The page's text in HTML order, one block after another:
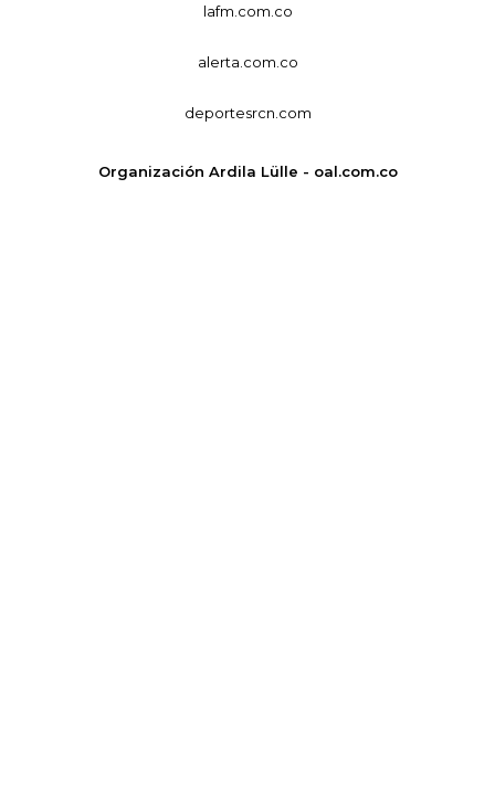
lafm.com.co
alerta.com.co
deportesrcn.com
Organización Ardila Lülle - oal.com.co